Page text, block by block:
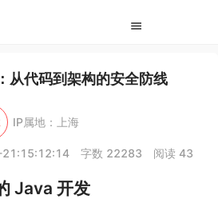
从代码到架构的安全防线
IP属地：上海
字数 22283 阅读 43
Java 开发